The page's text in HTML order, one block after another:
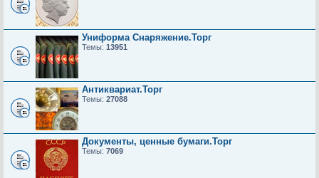
Униформа Снаряжение.Торг
Темы: 13951
Антиквариат.Торг
Темы: 27088
Документы, ценные бумаги.Торг
Темы: 7069